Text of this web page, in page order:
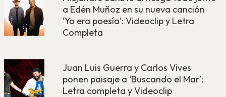
a Edén Muñoz en su nueva canción
‘Yo era poesía’: Videoclip y Letra
Completa
Juan Luis Guerra y Carlos Vives
ponen paisaje a ‘Buscando el Mar’:
Letra completa y Videoclip